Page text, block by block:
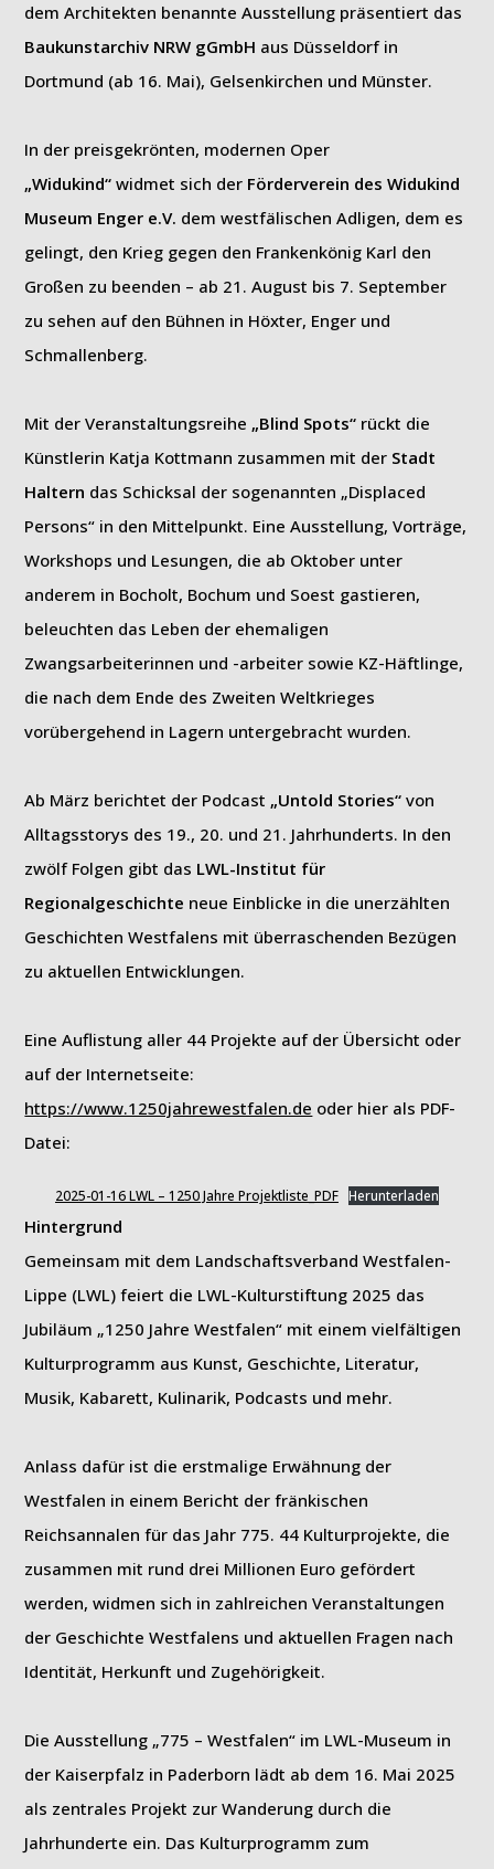
dem Architekten benannte Ausstellung präsentiert das
Baukunstarchiv NRW gGmbH aus Düsseldorf in
Dortmund (ab 16. Mai), Gelsenkirchen und Münster.
In der preisgekrönten, modernen Oper
„Widukind“ widmet sich der Förderverein des Widukind
Museum Enger e.V. dem westfälischen Adligen, dem es
gelingt, den Krieg gegen den Frankenkönig Karl den
Großen zu beenden – ab 21. August bis 7. September
zu sehen auf den Bühnen in Höxter, Enger und
Schmallenberg.
Mit der Veranstaltungsreihe „Blind Spots“ rückt die
Künstlerin Katja Kottmann zusammen mit der Stadt
Haltern das Schicksal der sogenannten „Displaced
Persons“ in den Mittelpunkt. Eine Ausstellung, Vorträge,
Workshops und Lesungen, die ab Oktober unter
anderem in Bocholt, Bochum und Soest gastieren,
beleuchten das Leben der ehemaligen
Zwangsarbeiterinnen und -arbeiter sowie KZ-Häftlinge,
die nach dem Ende des Zweiten Weltkrieges
vorübergehend in Lagern untergebracht wurden.
Ab März berichtet der Podcast „Untold Stories“ von
Alltagsstorys des 19., 20. und 21. Jahrhunderts. In den
zwölf Folgen gibt das LWL-Institut für
Regionalgeschichte neue Einblicke in die unerzählten
Geschichten Westfalens mit überraschenden Bezügen
zu aktuellen Entwicklungen.
Eine Auflistung aller 44 Projekte auf der Übersicht oder
auf der Internetseite:
https://www.1250jahrewestfalen.de oder hier als PDF-
Datei:
2025-01-16 LWL – 1250 Jahre Projektliste_PDF Herunterladen
Hintergrund
Gemeinsam mit dem Landschaftsverband Westfalen-
Lippe (LWL) feiert die LWL-Kulturstiftung 2025 das
Jubiläum „1250 Jahre Westfalen“ mit einem vielfältigen
Kulturprogramm aus Kunst, Geschichte, Literatur,
Musik, Kabarett, Kulinarik, Podcasts und mehr.
Anlass dafür ist die erstmalige Erwähnung der
Westfalen in einem Bericht der fränkischen
Reichsannalen für das Jahr 775. 44 Kulturprojekte, die
zusammen mit rund drei Millionen Euro gefördert
werden, widmen sich in zahlreichen Veranstaltungen
der Geschichte Westfalens und aktuellen Fragen nach
Identität, Herkunft und Zugehörigkeit.
Die Ausstellung „775 – Westfalen“ im LWL-Museum in
der Kaiserpfalz in Paderborn lädt ab dem 16. Mai 2025
als zentrales Projekt zur Wanderung durch die
Jahrhunderte ein. Das Kulturprogramm zum